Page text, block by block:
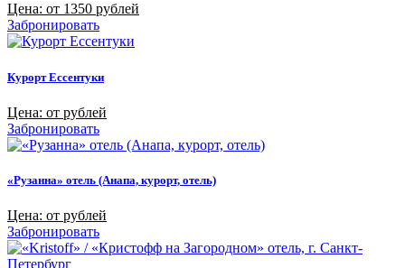
Цена: от 1350 рублей
Забронировать
Курорт Ессентуки
Цена: от рублей
Забронировать
«Рузанна» отель (Анапа, курорт, отель)
Цена: от рублей
Забронировать